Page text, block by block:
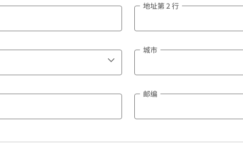
地址第 2 行
城市
邮编